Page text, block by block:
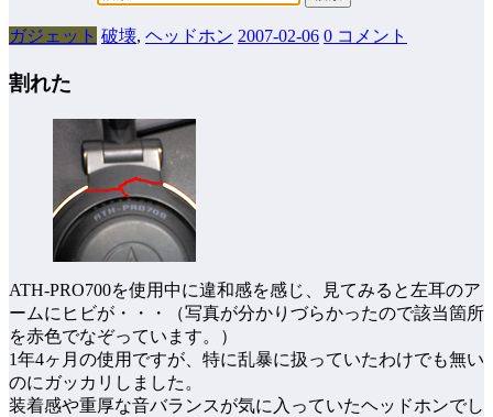
ガジェット 破壊, ヘッドホン 2007-02-06 0 コメント
割れた
ATH-PRO700を使用中に違和感を感じ、見てみると左耳のア
ームにヒビが・・・（写真が分かりづらかったので該当箇所
を赤色でなぞっています。）
1年4ヶ月の使用ですが、特に乱暴に扱っていたわけでも無い
のにガッカリしました。
装着感や重厚な音バランスが気に入っていたヘッドホンでし